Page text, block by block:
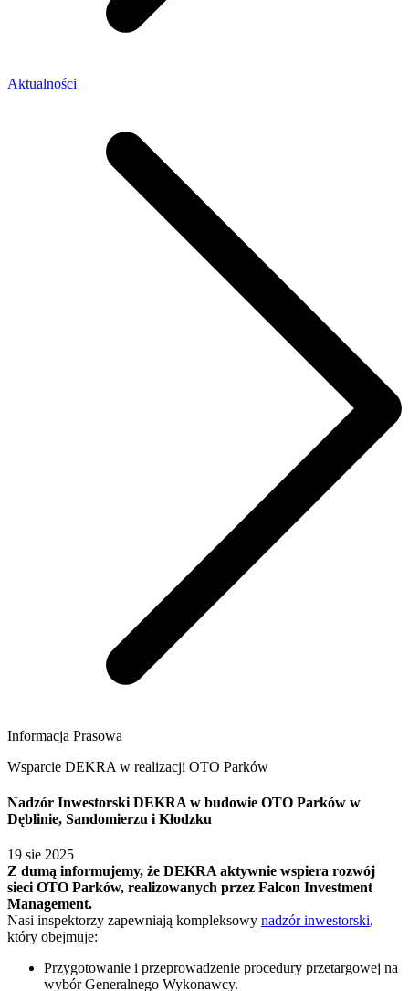
Aktualności
Informacja Prasowa
Wsparcie DEKRA w realizacji OTO Parków
Nadzór Inwestorski DEKRA w budowie OTO Parków w
Dęblinie, Sandomierzu i Kłodzku
19 sie 2025
Z dumą informujemy, że DEKRA aktywnie wspiera rozwój
sieci OTO Parków, realizowanych przez Falcon Investment
Management.
Nasi inspektorzy zapewniają kompleksowy nadzór inwestorski,
który obejmuje:
Przygotowanie i przeprowadzenie procedury przetargowej na
wybór Generalnego Wykonawcy.